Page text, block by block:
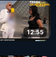
12:55